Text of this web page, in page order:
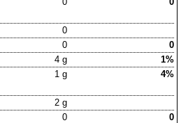
0
0
0
4 g
1%
1 g 4%
2 g
0 0